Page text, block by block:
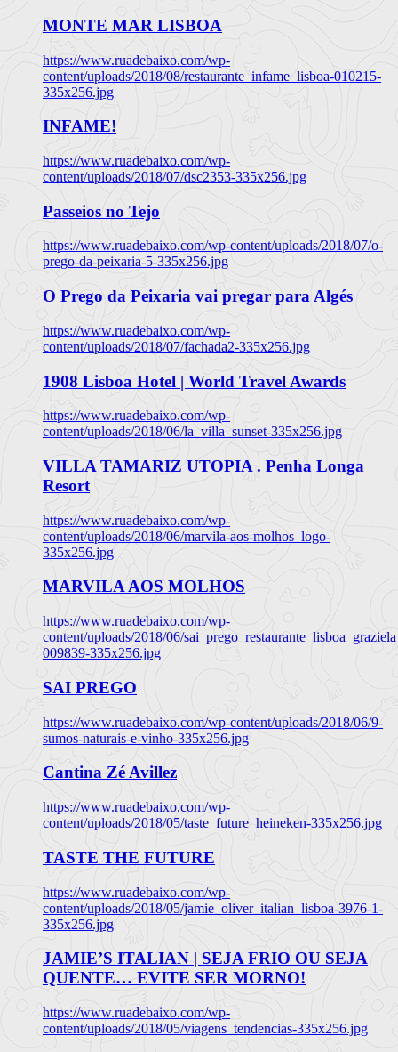
MONTE MAR LISBOA
https://www.ruadebaixo.com/wp-
content/uploads/2018/08/restaurante_infame_lisboa-010215-
335x256.jpg
INFAME!
https://www.ruadebaixo.com/wp-
content/uploads/2018/07/dsc2353-335x256.jpg
Passeios no Tejo
https://www.ruadebaixo.com/wp-content/uploads/2018/07/o-
prego-da-peixaria-5-335x256.jpg
O Prego da Peixaria vai pregar para Algés
https://www.ruadebaixo.com/wp-
content/uploads/2018/07/fachada2-335x256.jpg
1908 Lisboa Hotel | World Travel Awards
https://www.ruadebaixo.com/wp-
content/uploads/2018/06/la_villa_sunset-335x256.jpg
VILLA TAMARIZ UTOPIA . Penha Longa
Resort
https://www.ruadebaixo.com/wp-
content/uploads/2018/06/marvila-aos-molhos_logo-
335x256.jpg
MARVILA AOS MOLHOS
https://www.ruadebaixo.com/wp-
content/uploads/2018/06/
009839-335x256.jpg
SAI PREGO
https://www.ruadebaixo.com/wp-content/uploads/2018/06/9-
sumos-naturais-e-vinho-335x256.jpg
Cantina Zé Avillez
https://www.ruadebaixo.com/wp-
content/uploads/2018/05/taste_future_heineken-335x256.jpg
TASTE THE FUTURE
https://www.ruadebaixo.com/wp-
content/uploads/2018/05/jamie_oliver_italian_lisboa-3976-1-
335x256.jpg
JAMIE’S ITALIAN | SEJA FRIO OU SEJA
QUENTE… EVITE SER MORNO!
https://www.ruadebaixo.com/wp-
content/uploads/2018/05/viagens_tendencias-335x256.jpg